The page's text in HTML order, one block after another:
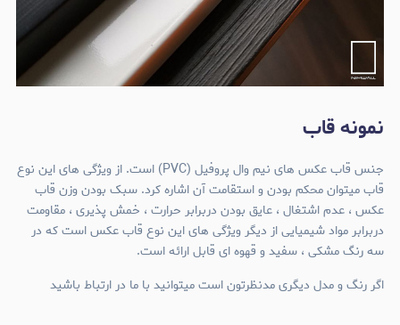
نمونه قاب
جنس قاب عکس های نیم وال پروفیل (PVC) است. از ویژگی های این نوع
قاب میتوان محکم بودن و استقامت آن اشاره کرد. سبک بودن وزن قاب
عکس ، عدم اشتغال ، عایق بودن دربرابر حرارت ، خمش پذیری ، مقاومت
دربرابر مواد شیمیایی از دیگر ویژگی های این نوع قاب عکس است که در
سه رنگ مشکی ، سفید و قهوه ای قابل ارائه است.
اگر رنگ و مدل دیگری مدنظرتون است میتوانید با ما در ارتباط باشید